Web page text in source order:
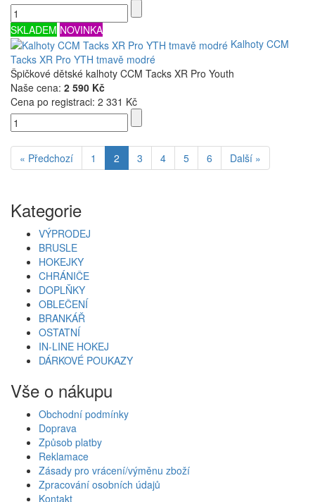
SKLADEM NOVINKA
Kalhoty CCM
Tacks XR Pro YTH tmavě modré
Špičkové dětské kalhoty CCM Tacks XR Pro Youth
Naše cena: 2 590 Kč
Cena po registraci: 2 331 Kč
« Předchozí 1 2 3 4 5 6 Další »
Kategorie
VÝPRODEJ
BRUSLE
HOKEJKY
CHRÁNIČE
DOPLŇKY
OBLEČENÍ
BRANKÁŘ
OSTATNÍ
IN-LINE HOKEJ
DÁRKOVÉ POUKAZY
Vše o nákupu
Obchodní podmínky
Doprava
Způsob platby
Reklamace
Zásady pro vrácení/výměnu zboží
Zpracování osobních údajů
Kontakt